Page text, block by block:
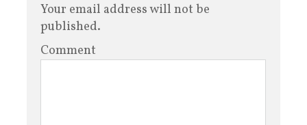
Your email address will not be
published.
Comment